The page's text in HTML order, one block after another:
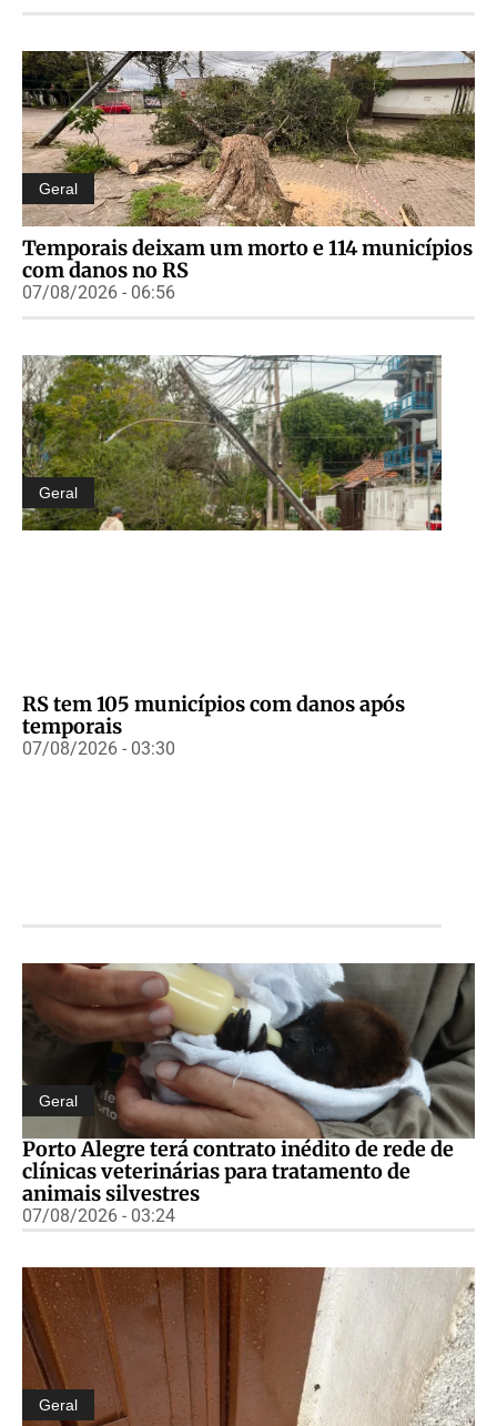
Geral
Temporais deixam um morto e 114 municípios
com danos no RS
07/08/2026 - 06:56
Geral
RS tem 105 municípios com danos após
temporais
07/08/2026 - 03:30
Geral
Porto Alegre terá contrato inédito de rede de
clínicas veterinárias para tratamento de
animais silvestres
07/08/2026 - 03:24
Geral